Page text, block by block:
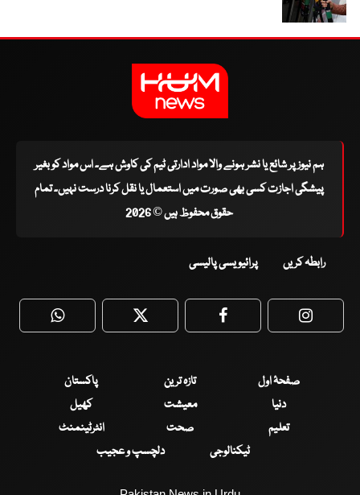
ہم نیوز پر شائع یا نشر ہونے والا مواد ادارتی ٹیم کی کاوش ہے۔ اس مواد کو بغیر
پیشگی اجازت کسی بھی صورت میں استعمال یا نقل کرنا درست نہیں۔ تمام
حقوق محفوظ ہیں © 2026
رابطہ کریں پرائیویسی پالیسی
WhatsApp Twitter Facebook
صفحۂ اول تازہ ترین
پاکستان
دنیا
معیشت
کھیل
تعلیم
صحت
انٹرٹینمنٹ
ٹیکنالوجی
دلچسپ و عجیب